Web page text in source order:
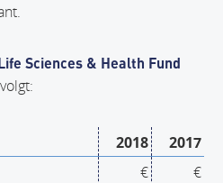
Sciences & Health Fund
2018
2017
€
€